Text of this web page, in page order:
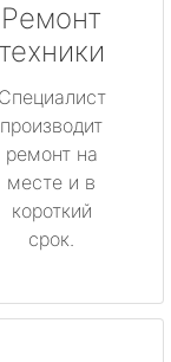
Ремонт
техники
Специалист
производит
ремонт на
месте и в
короткий
срок.